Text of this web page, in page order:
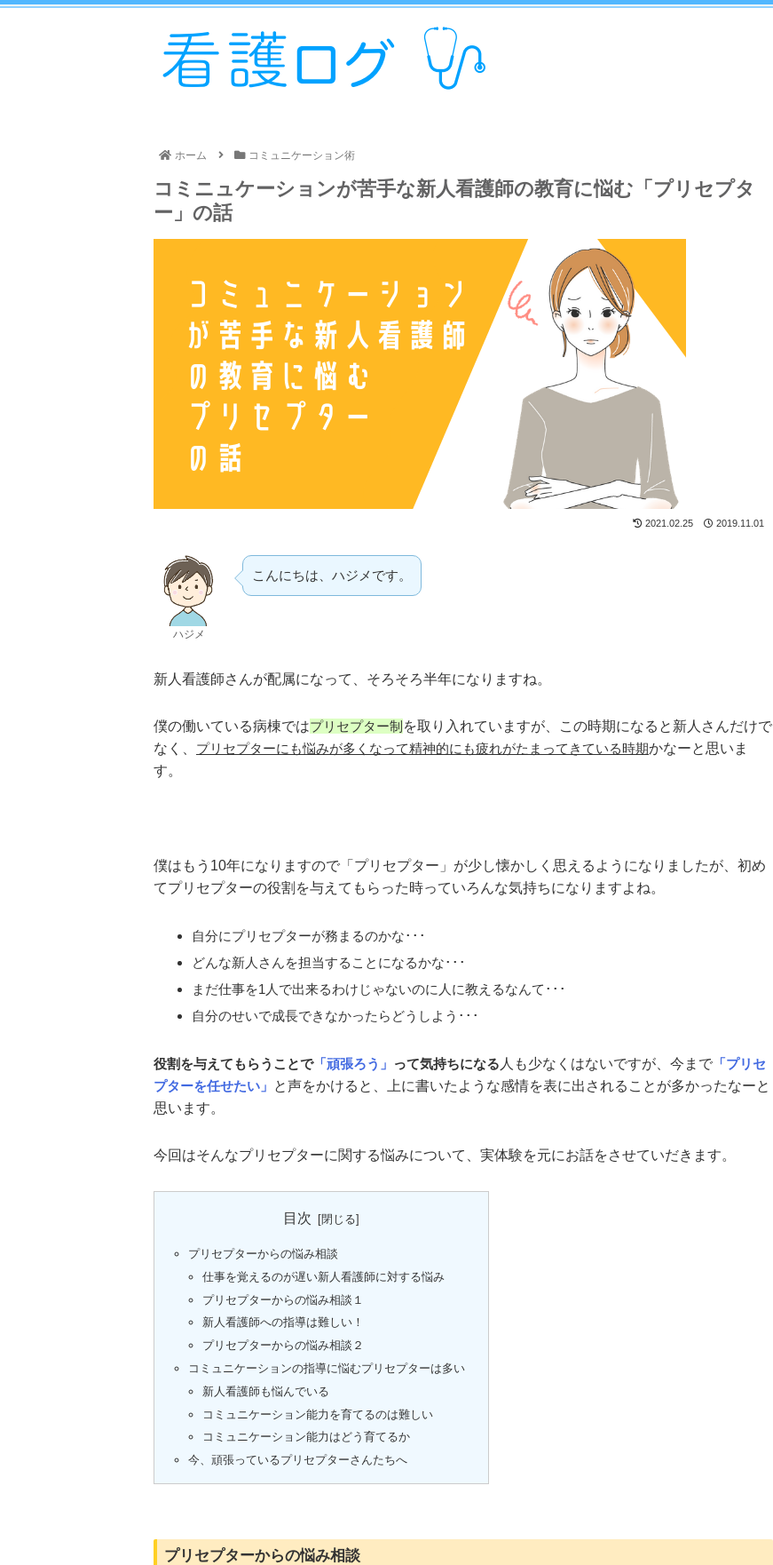
ホーム コミュニケーション術
コミニュケーションが苦手な新人看護師の教育に悩む「プリセプタ
ー」の話
2021.02.25 2019.11.01
ハジメ
こんにちは、ハジメです。
新人看護師さんが配属になって、そろそろ半年になりますね。
僕の働いている病棟ではプリセプター制 を取り入れていますが、この時期になると新人さんだけで
なく、 プリセプターにも悩みが多くなって精神的にも疲れがたまってきている時期かなーと思いま
す。
僕はもう10年になりますので「プリセプター」が少し懐かしく思えるようになりましたが、初め
てプリセプターの役割を与えてもらった時っていろんな気持ちになりますよね。
自分にプリセプターが務まるのかな･･･
どんな新人さんを担当することになるかな･･･
まだ仕事を1人で出来るわけじゃないのに人に教えるなんて･･･
自分のせいで成長できなかったらどうしよう･･･
役割を与えてもらうことで「頑張ろう」 って気持ちになる 人も少なくはないですが、今まで 「プリセ
プターを任せたい」 と声をかけると、上に書いたような感情を表に出されることが多かったなーと
思います。
今回はそんなプリセプターに関する悩みについて、実体験を元にお話をさせていだきます。
目次
プリセプターからの悩み相談
仕事を覚えるのが遅い新人看護師に対する悩み
プリセプターからの悩み相談１
新人看護師への指導は難しい！
プリセプターからの悩み相談２
コミュニケーションの指導に悩むプリセプターは多い
新人看護師も悩んでいる
コミュニケーション能力を育てるのは難しい
コミュニケーション能力はどう育てるか
今、頑張っているプリセプターさんたちへ
プリセプターからの悩み相談